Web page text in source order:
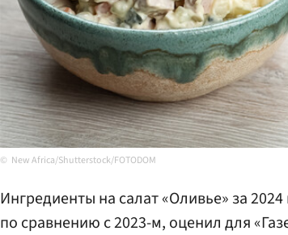
New Africa/Shutterstock/FOTODOM
Ингредиенты на салат «Оливье» за
по сравнению с 2023-м, оценил для